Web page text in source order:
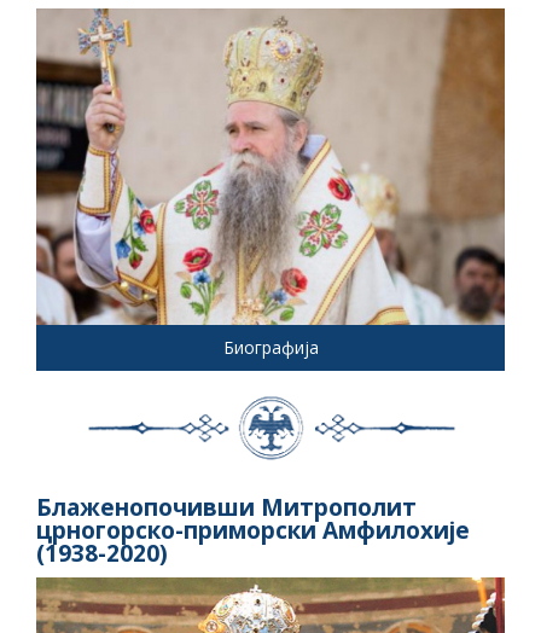
Биографија
Блаженопочивши Митрополит
црногорско-приморски Амфилохије
(1938-2020)